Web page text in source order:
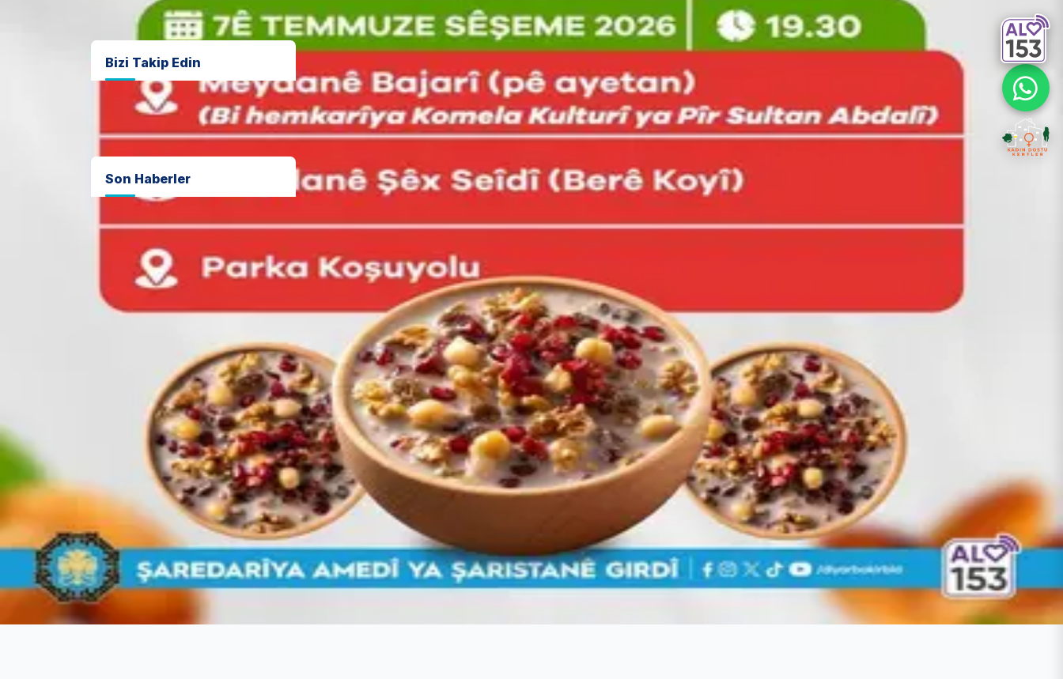
Bizi Takip Edin
Son Haberler
Bismil
Mahallesi’nde
kanalizasyon
Oğlaklı
Mahallesi’nde
kapsamlı
temizlik
çalışması
yapıldı
4 Ağustos 2026
Bağıvar’da yeni
mezarlık
tamamlanıyor
4 Ağustos 2026
Diyarbakır Büyükşehir Belediyesi, Muharrem Ayı kapsamında Aşure Günü dolayısıyla kentin üç
paylaşma, dayanışma, kardeşlik ve barışın simgesi olarak görülen Aşure Günü kapsamında
düzenlenecek etkinlikte yurttaşlar aşure lokmasını birlikte paylaşacak.
Üç farklı noktada dağıtılacak
Afişte yer alan programa göre etkinlik, 7 Temmuz Salı günü saat 19.30'da eş zamanlı olarak üç
noktada gerçekleştirilecek.
Aşure lokması, Kent Meydanı'nda Pir Sultan Abdal Kültür Derneği ortaklığıyla, Dağkapı
Meydanı'nda ve Koşuyolu Parkı'nda yurttaşlara ikram edilecek.
Tüm yurttaşlara davet
Büyükşehir Belediyesi, "Gelin canlar bir olalım, aşuremiz barış olsun" çağrısıyla tüm yurttaşları
aşure lokmasını paylaşmaya davet etti.
Fotoğraf Galerisi Toplu İndir
Paylaş